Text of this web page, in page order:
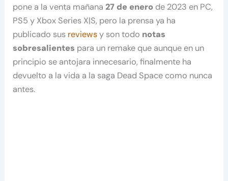
pone a la venta mañana27 de enero de 2023 en PC,
PS5 y Xbox Series X|S, pero la prensa ya ha
publicado sus reviewsy son todo notas
sobresalientes para un remake que aunque en un
principio se antojara innecesario, finalmente ha
devuelto a la vida a la saga Dead Space como nunca
antes.